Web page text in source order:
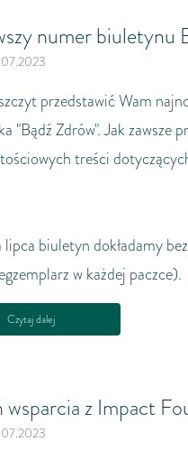
Estonia
Francja
Niemcy
Grecja
Włochy
Łotwa
Litwa
Luksemburg
Niderlandy
Poland
numer biuletynu
przedstawić Wam
"Bądź Zdrów". Jak zawsze
treści
biuletyn dokładamy
w każdej paczce).
Czytaj dalej
wsparcia z Impact